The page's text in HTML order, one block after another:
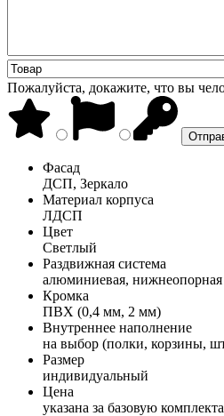
Пожалуйста, докажите, что вы
Фасад
ДСП, Зеркало
Материал корпуса
ЛДСП
Цвет
Светлый
Раздвижная система
алюминиевая, нижнеопорная
Кромка
ПВХ (0,4 мм, 2 мм)
Внутреннее наполнение
на выбор (полки, корзины,
Размер
индивидуальный
Цена
указана за базовую